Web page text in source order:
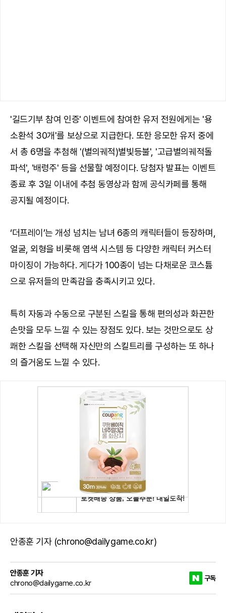
'길드기부 참여 인증' 이벤트에 참여한 유저 전원에게는 '용
소환석 30개'를 보상으로 지급한다. 또한 응모한 유저 중에
서 총 6명을 추첨해 '(별의궤적)별빛등불', '고급별의궤적돌
파석', '배령주' 등을 선물할 예정이다. 당첨자 발표는 이벤트
종료 후 3일 이내에 추첨 동영상과 함께 공식카페를 통해
공지될 예정이다.
‘더프레이’는 개성 넘치는 남녀 6종의 캐릭터들이 등장하며,
얼굴, 외형을 비롯해 염색 시스템 등 다양한 캐릭터 커스터
마이징이 가능하다. 게다가 100종이 넘는 다채로운 코스튬
으로 유저들의 만족감을 충족시키고 있다.
특히 자동과 수동으로 구분된 스킬을 통해 편의성과 화끈한
손맛을 모두 느낄 수 있는 장점도 있다. 보는 것만으로도 상
쾌한 스킬을 선택해 자신만의 스킬트리를 구성하는 또 하나
의 즐거움도 느낄 수 있다.
안종훈 기자 (chrono@dailygame.co.kr)
안종훈 기자
chrono@dailygame.co.kr
구독